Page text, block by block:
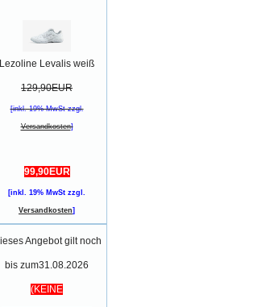
Lezoline Levalis weiß
129,90EUR
[inkl. 19% MwSt zzgl.
Versandkosten]
99,90EUR
[inkl. 19% MwSt zzgl.
Versandkosten]
Angebot gilt noch
bis zum31.08.2026
(KEINE